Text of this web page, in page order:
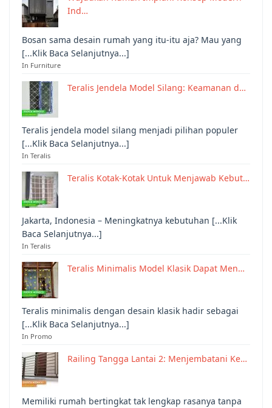
Ind…
Bosan sama desain rumah yang itu-itu aja? Mau yang
[...Klik Baca Selanjutnya...]
In Furniture
Teralis Jendela Model Silang: Keamanan d…
Teralis jendela model silang menjadi pilihan populer
[...Klik Baca Selanjutnya...]
In Teralis
Teralis Kotak-Kotak Untuk Menjawab Kebut…
Jakarta, Indonesia – Meningkatnya kebutuhan [...Klik
Baca Selanjutnya...]
In Teralis
Teralis Minimalis Model Klasik Dapat Men…
Teralis minimalis dengan desain klasik hadir sebagai
[...Klik Baca Selanjutnya...]
In Promo
Railing Tangga Lantai 2: Menjembatani Ke…
Memiliki rumah bertingkat tak lengkap rasanya tanpa